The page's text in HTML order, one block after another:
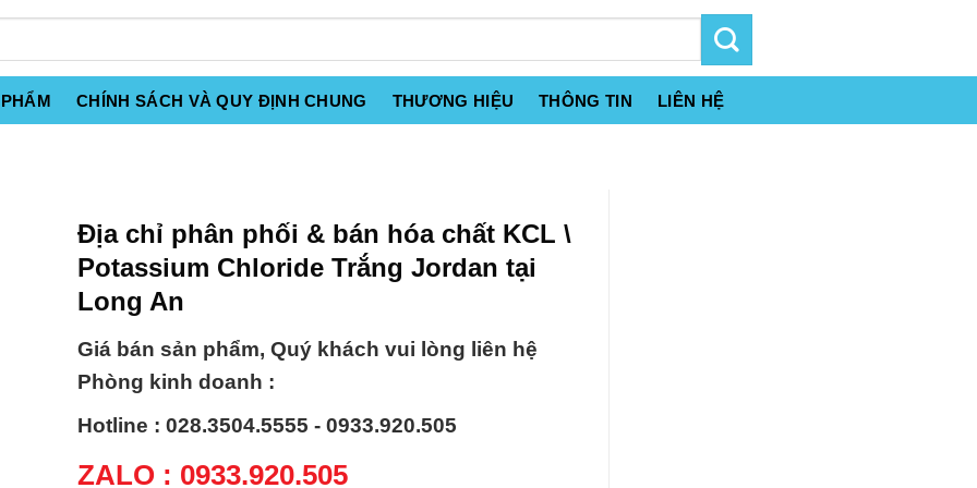
CHÍNH SÁCH VÀ QUY ĐỊNH CHUNG THƯƠNG HIỆU THÔNG TIN LIÊN HỆ
Địa chỉ phân phối & bán hóa chất KCL \
Potassium Chloride Trắng Jordan tại
Long An
Giá bán sản phẩm, Quý khách vui lòng liên hệ
Phòng kinh doanh :
Hotline : 028.3504.5555 - 0933.920.505
ZALO : 0933.920.505